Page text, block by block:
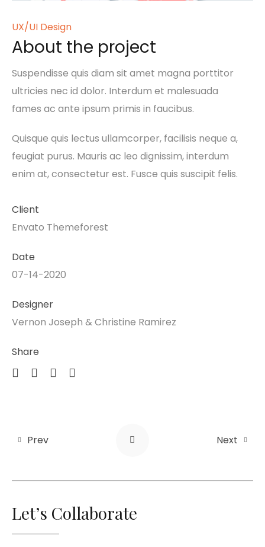
UX/UI Design
About the project
Suspendisse quis diam sit amet magna porttitor
ultricies nec id dolor. Interdum et malesuada
fames ac ante ipsum primis in faucibus.
Quisque quis lectus ullamcorper, facilisis neque a,
feugiat purus. Mauris ac leo dignissim, interdum
enim at, consectetur est. Fusce quis suscipit felis.
Client
Envato Themeforest
Date
07-14-2020
Designer
Vernon Joseph & Christine Ramirez
Share
Prev Next
Let’s Collaborate